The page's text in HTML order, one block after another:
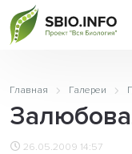
Главная Галереи
26.05.2009 14:57